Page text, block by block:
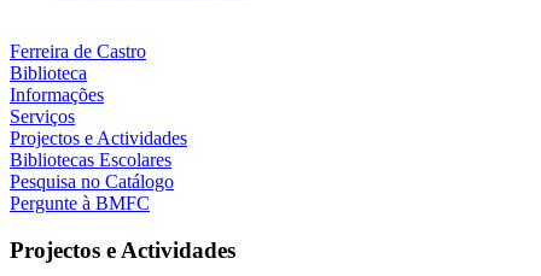
Ferreira de Castro
Biblioteca
Informações
Serviços
Projectos e Actividades
Bibliotecas Escolares
Pesquisa no Catálogo
Pergunte à BMFC
Projectos e Actividades